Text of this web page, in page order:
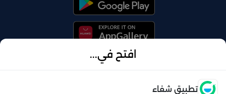
افتح في...
تطبيق شفاء
© 2026 شفاء . كل الحقوق محفوظة